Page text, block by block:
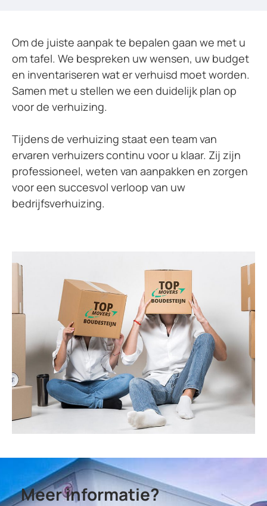
Om de juiste aanpak te bepalen gaan we met u
om tafel. We bespreken uw wensen, uw budget
en inventariseren wat er verhuisd moet worden.
Samen met u stellen we een duidelijk plan op
voor de verhuizing.
Tijdens de verhuizing staat een team van
ervaren verhuizers continu voor u klaar. Zij zijn
professioneel, weten van aanpakken en zorgen
voor een succesvol verloop van uw
bedrijfsverhuizing.
Meer informatie?